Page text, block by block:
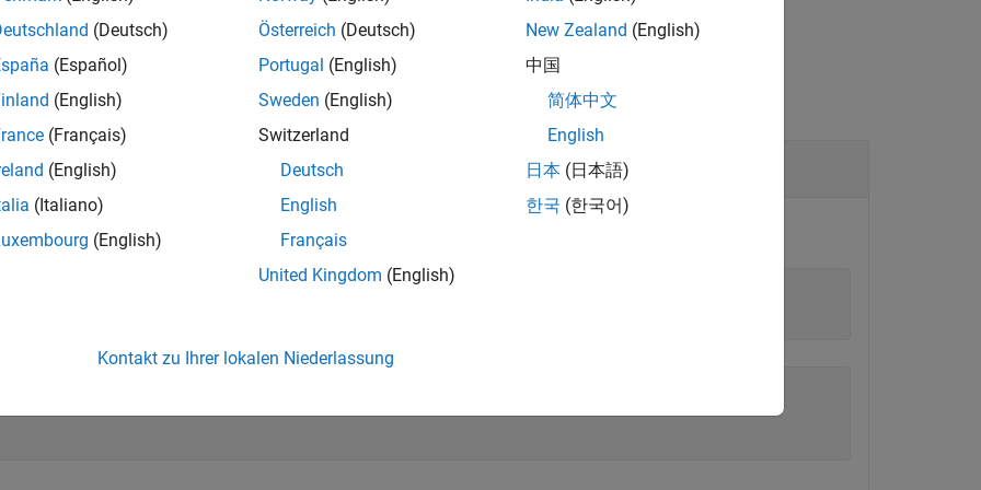
all
Digital Pin
a connection to BBC micro:bit board and read digital pin P5.
(Deutsch)
(Español)
(English)
(Français)
(English)
(Italiano)
(English)
Österreich (Deutsch)
Portugal (English)
Sweden (English)
Switzerland
Deutsch
English
Français
United Kingdom (English)
New Zealand (English)
中国
简体中文
English
日本 (日本語)
한국 (한국어)
Kontakt zu Ihrer lokalen Niederlassung